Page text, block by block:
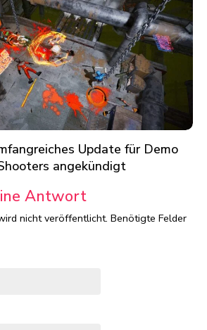
Update für Demo
angekündigt
Antwort
nicht veröffentlicht. Benötigte Felder